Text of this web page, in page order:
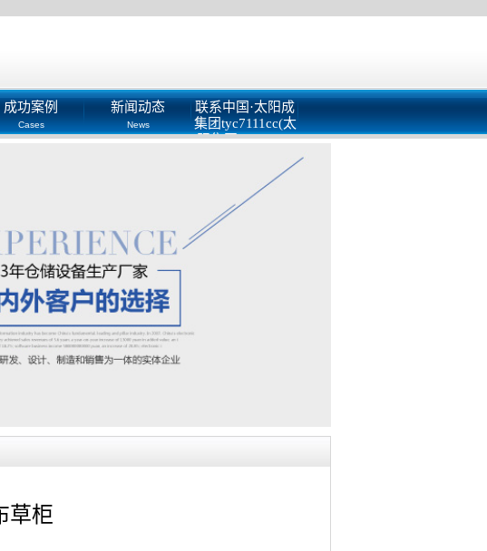
成功案例
Cases
新闻动态
News
联系中国·太阳成
集团tyc7111cc(太
阳集团tyc122cc)
草柜